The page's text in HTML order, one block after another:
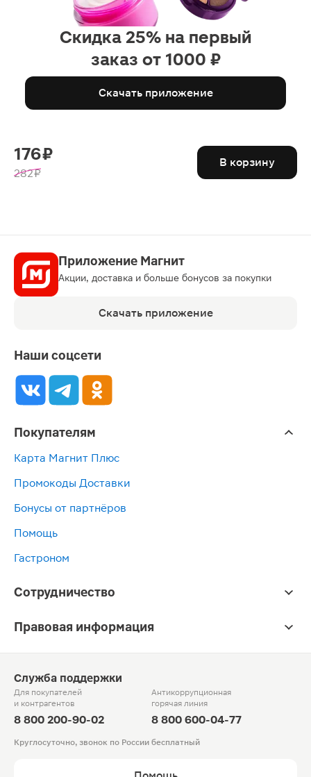
Скидка 25% на первый
заказ от 1000 ₽
Скачать приложение
176 ₽
282 ₽
В корзину
Приложение Магнит
Акции, доставка и больше бонусов за покупки
Скачать приложение
Наши соцсети
Покупателям
Карта Магнит Плюс
Промокоды Доставки
Бонусы от партнёров
Помощь
Гастроном
Сотрудничество
Правовая информация
Служба поддержки
Для покупателей
и контрагентов
8 800 200-90-02
Антикоррупционная
горячая линия
8 800 600-04-77
Круглосуточно, звонок по России бесплатный